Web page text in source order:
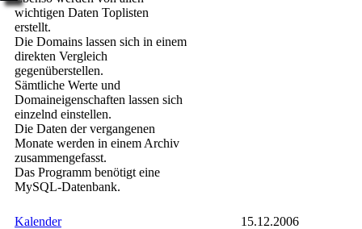
wichtigen Daten Toplisten
erstellt.
Die Domains lassen sich in einem
direkten Vergleich
gegenüberstellen.
Sämtliche Werte und
Domaineigenschaften lassen sich
einzelnd einstellen.
Die Daten der vergangenen
Monate werden in einem Archiv
zusammengefasst.
Das Programm benötigt eine
MySQL-Datenbank.
Kalender 15.12.2006